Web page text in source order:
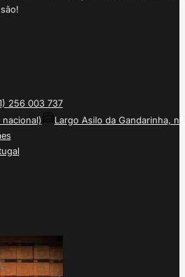
256 003 737
nacional)
Largo Asilo da Gandarinha, nº